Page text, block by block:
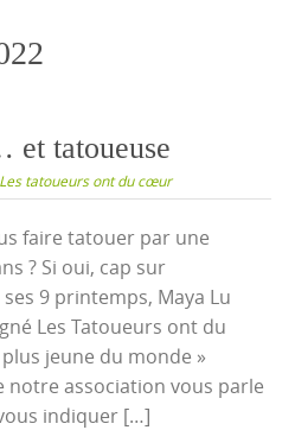
et tatoueuse
Les tatoueurs ont du cœur
faire tatouer par une
? Si oui, cap sur
9 printemps, Maya Lu
Les Tatoueurs ont du
jeune du monde »
association vous parle
indiquer […]